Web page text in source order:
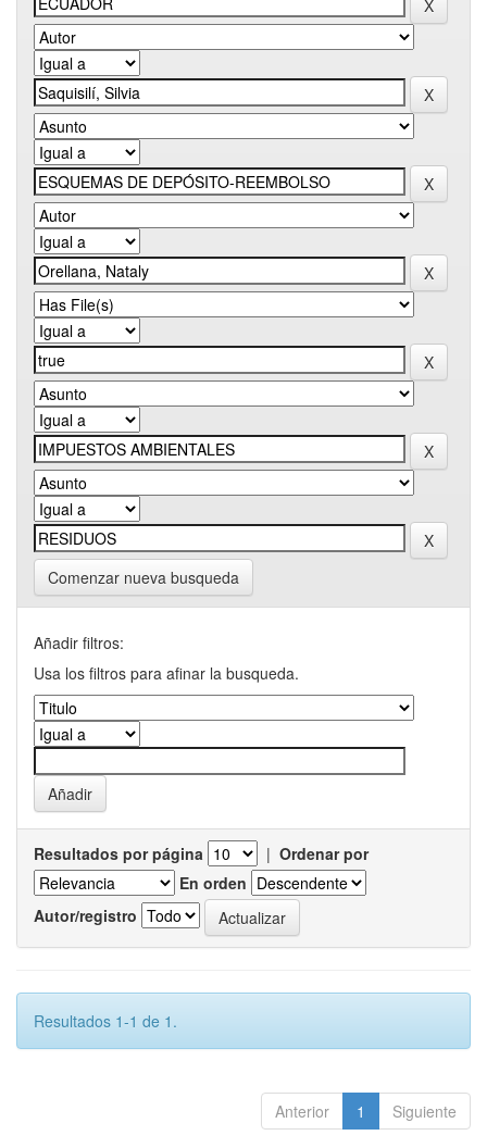
Comenzar nueva busqueda
Añadir filtros:
Usa los filtros para afinar la busqueda.
Resultados por página | Ordenar por
En orden
Autor/registro
Resultados 1-1 de 1.
Anterior 1 Siguiente